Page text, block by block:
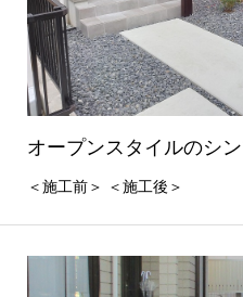
オープンスタイルのシ
＜施工前＞ ＜施工後＞